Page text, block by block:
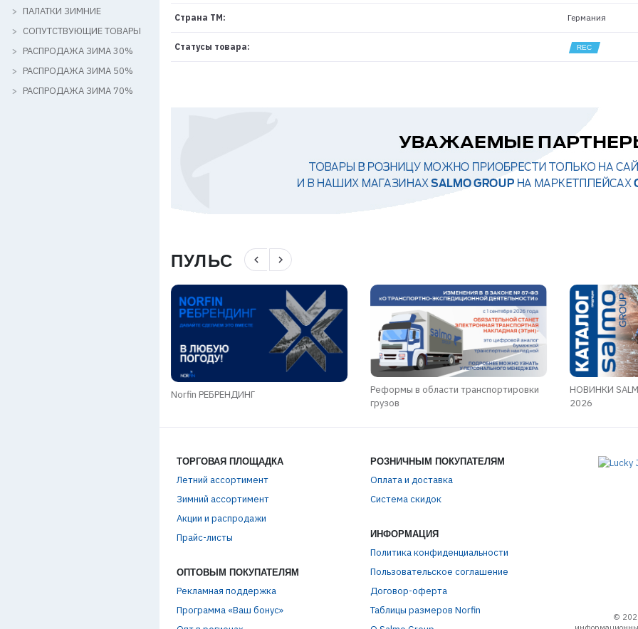
ПАЛАТКИ ЗИМНИЕ
СОПУТСТВУЮЩИЕ ТОВАРЫ
РАСПРОДАЖА ЗИМА 30%
РАСПРОДАЖА ЗИМА 50%
РАСПРОДАЖА ЗИМА 70%
Страна ТМ: Германия
Статусы товара:
ПУЛЬС navigate_before navigate_next
Norfin РЕБРЕНДИНГ
Реформы в области транспортировки
грузов
НОВИНКИ
2026
ТОРГОВАЯ ПЛОЩАДКА
Летний ассортимент
Зимний ассортимент
Акции и распродажи
Прайс-листы
ОПТОВЫМ ПОКУПАТЕЛЯМ
Рекламная поддержка
Программа «Ваш бонус»
РОЗНИЧНЫМ ПОКУПАТЕЛЯМ
Оплата и доставка
Система скидок
ИНФОРМАЦИЯ
Политика конфиденциальности
Пользовательское соглашение
Договор-оферта
Таблицы размеров Norfin
©